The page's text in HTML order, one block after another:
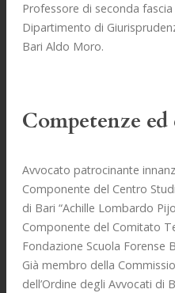
Professore di seconda
Dipartimento di
Bari Aldo Moro.
Competenze ed
Avvocato patrocinante
Componente del Centro
di Bari “Achille Lombardo
Componente del Comitato
Fondazione Scuola Forense
Già membro della
dell’Ordine degli Avvocati di